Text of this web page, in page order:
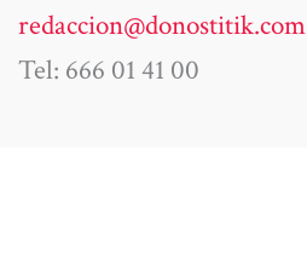
redaccion@donostitik.com
Tel: 666 01 41 00